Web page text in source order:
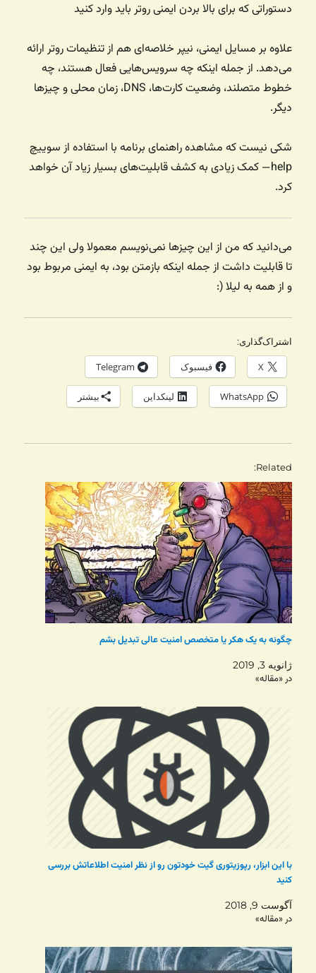
دستوراتی که برای بالا بردن ایمنی روتر باید وارد کنید
علاوه بر مسایل ایمنی، نیپر خلاصه‌ای هم از تنظیمات روتر ارائه
می‌دهد. از جمله اینکه چه سرویس‌هایی فعال هستند، چه
خطوط متصلند، وضعیت کارت‌ها، DNS، زمان محلی و چیزها
دیگر.
شکی نیست که مشاهده راهنمای برنامه با استفاده از سوییچ
help— کمک زیادی به کشف قابلیت‌های بسیار زیاد آن خواهد
کرد.
می‌دانید که من از این چیزها نمی‌نویسم معمولا ولی این چند
تا قابلیت داشت از جمله اینکه بازمتن بود، به ایمنی مربوط بود
و از همه به لیلا (:
اشتراک‌گذاری:
X فیسبوک Telegram
WhatsApp لینکداین بیشتر
Related
چگونه به یک هکر یا متخصص امنیت عالی تبدیل بشم
ژانویه 3, 2019
در «مقاله»
با این ابزار، رپوزیتوری گیت خودتون رو از نظر امنیت اطلاعاتش بررسی
کنید
آگوست 9, 2018
در «مقاله»